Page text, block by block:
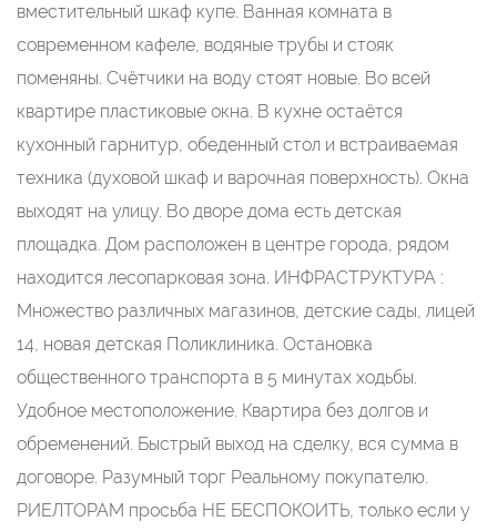
вместительный шкаф купе. Ванная комната в
современном кафеле, водяные трубы и стояк
поменяны. Счётчики на воду стоят новые. Во всей
квартире пластиковые окна. В кухне остаётся
кухонный гарнитур, обеденный стол и встраиваемая
техника (духовой шкаф и варочная поверхность). Окна
выходят на улицу. Во дворе дома есть детская
площадка. Дом расположен в центре города, рядом
находится лесопарковая зона. ИНФРАСТРУКТУРА :
Множество различных магазинов, детские сады, лицей
14, новая детская Поликлиника. Остановка
общественного транспорта в 5 минутах ходьбы.
Удобное местоположение. Квартира без долгов и
обременений. Быстрый выход на сделку, вся сумма в
договоре. Разумный торг Реальному покупателю.
РИЕЛТОРАМ просьба НЕ БЕСПОКОИТЬ, только если у